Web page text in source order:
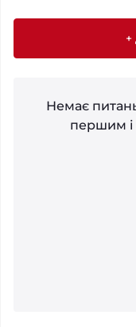
+
Немає
першим і